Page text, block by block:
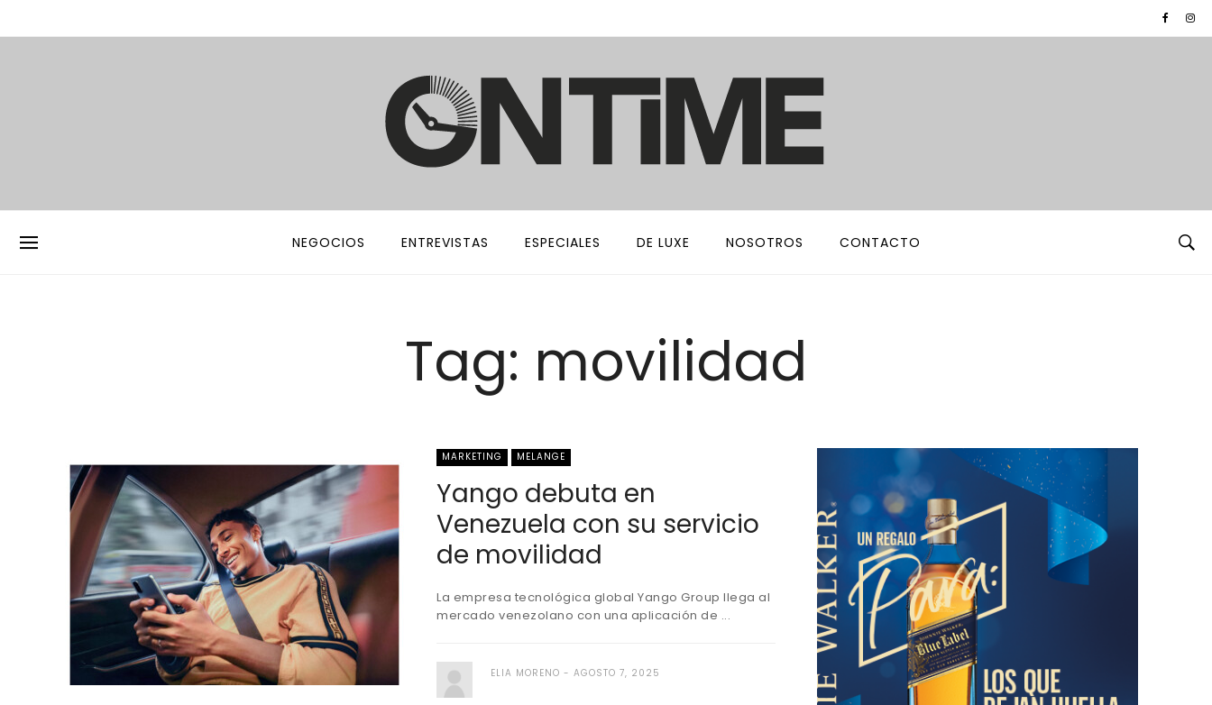
NEGOCIOS ENTREVISTAS ESPECIALES DE LUXE NOSOTROS CONTACTO
Tag: movilidad
MARKETING MELANGE
Yango debuta en
Venezuela con su servicio
de movilidad
La empresa tecnológica global Yango Group llega al
mercado venezolano con una aplicación de ...
ELIA MORENO AGOSTO 7, 2025